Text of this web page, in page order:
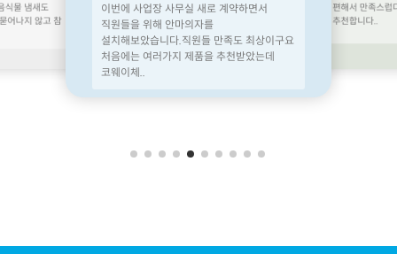
도 최상이구요
코웨이침대 관리도 좋고 매트리스도 너무
편해서 만족스럽다~~주변에 코웨이침대
추천합니다..
고급스러워 졌다
잘한것 같아 뿌듯